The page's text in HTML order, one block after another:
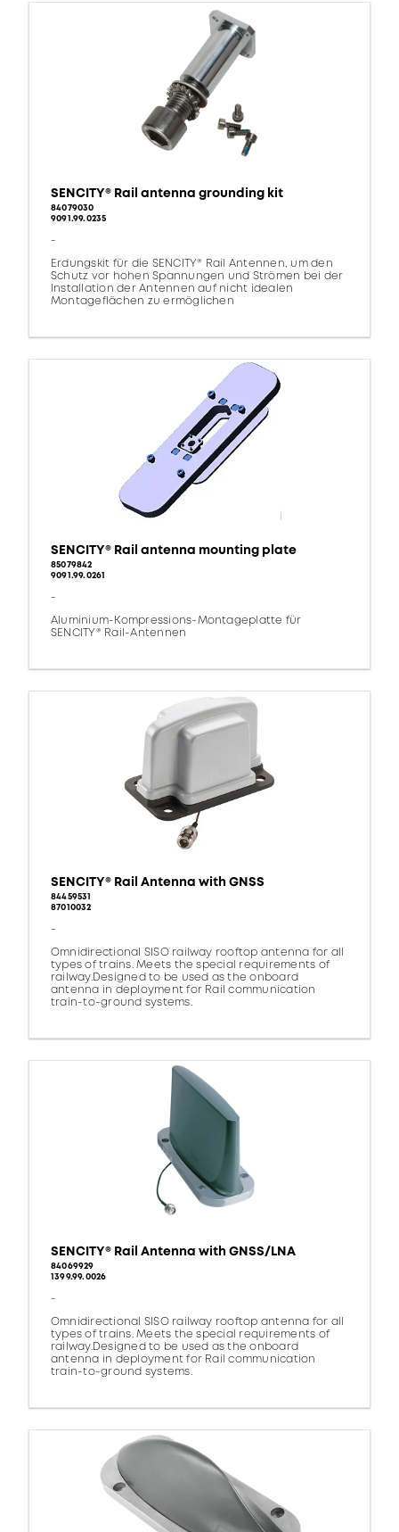
SENCITY® Rail antenna grounding kit
84079030
9091.99.0235
-
Erdungskit für die SENCITY® Rail Antennen, um den
Schutz vor hohen Spannungen und Strömen bei der
Installation der Antennen auf nicht idealen
Montageflächen zu ermöglichen
SENCITY® Rail antenna mounting plate
85079842
9091.99.0261
-
Aluminium-Kompressions-Montageplatte für
SENCITY® Rail-Antennen
SENCITY® Rail Antenna with GNSS
84459531
87010032
-
Omnidirectional SISO railway rooftop antenna for all
types of trains. Meets the special requirements of
railway.Designed to be used as the onboard
antenna in deployment for Rail communication
train-to-ground systems.
SENCITY® Rail Antenna with GNSS/LNA
84069929
1399.99.0026
-
Omnidirectional SISO railway rooftop antenna for all
types of trains. Meets the special requirements of
railway.Designed to be used as the onboard
antenna in deployment for Rail communication
train-to-ground systems.